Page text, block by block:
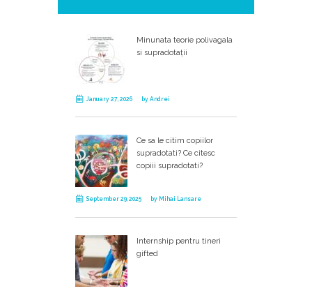
Minunata teorie polivagala
si supradotații
January 27, 2026 byAndrei
Ce sa le citim copiilor
supradotati? Ce citesc
copiii supradotati?
September 29, 2025 by Mihai Lansare
Internship pentru tineri
gifted